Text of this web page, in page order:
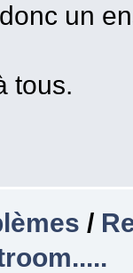
un
tous.
/